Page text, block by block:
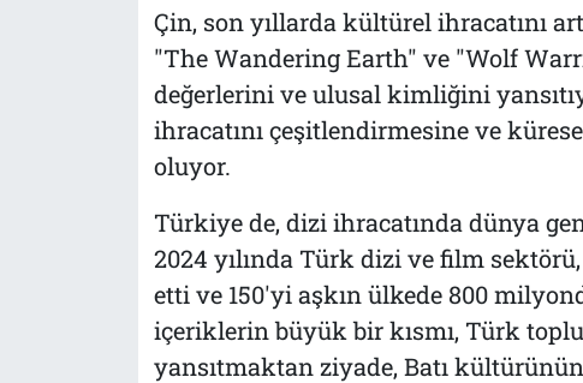
Çin, son yıllarda kültürel ihracatını
"The Wandering Earth" ve "Wolf
değerlerini ve ulusal kimliğini
ihracatını çeşitlendirmesine ve
oluyor.
Türkiye de, dizi ihracatında dünya
2024 yılında Türk dizi ve film
etti ve 150'yi aşkın ülkede 800
içeriklerin büyük bir kısmı, Türk
yansıtmaktan ziyade, Batı